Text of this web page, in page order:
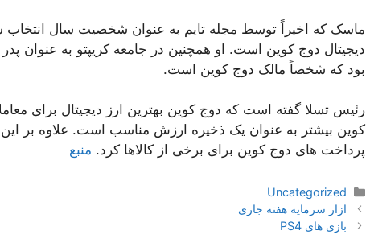
ماسک که اخیراً توسط مجله تایم به عنوان شخصیت سال انتخاب
دیجیتال دوج کوین است. او همچنین در جامعه کریپتو به عنوان
بود که شخصاً مالک دوج کوین است.
رئیس تسلا گفته است که دوج کوین بهترین ارز دیجیتال برای
کوین بیشتر به عنوان یک ذخیره ارزش مناسب است. علاوه بر
پرداخت های دوج کوین برای برخی از کالاها کرد. منبع
دسته‌ها
Uncategorized
ناوبری
نوشته‌ها
ازار سرمایه هفته جاری
بازی های PS4